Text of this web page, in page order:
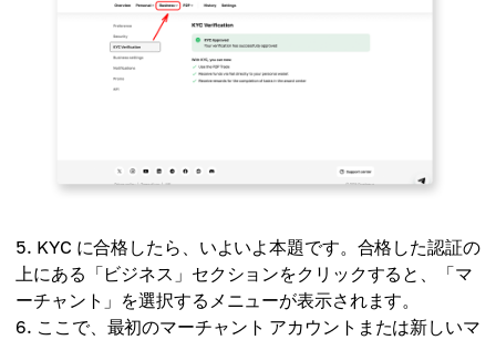
KYC に合格したら、いよいよ本題です。合格した認証の
上にある「ビジネス」セクションをクリックすると、「マ
ーチャント」を選択するメニューが表示されます。
ここで、最初のマーチャント アカウントまたは新しいマ